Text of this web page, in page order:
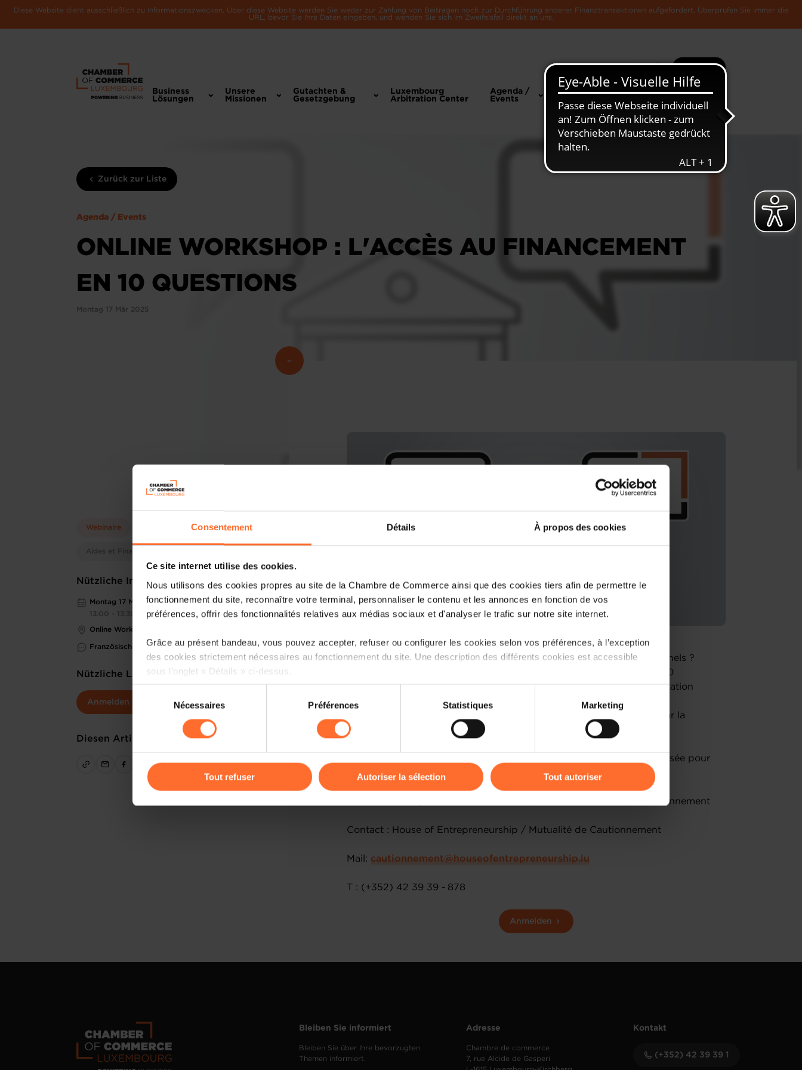
Consentement Détails À propos des cookies
Ce site internet utilise des cookies.
Nous utilisons des cookies propres au site de la Chambre de Commerce ainsi que des cookies tiers afin de permettre le
fonctionnement du site, reconnaître votre terminal, personnaliser le contenu et les annonces en fonction de vos
préférences, offrir des fonctionnalités relatives aux médias sociaux et d'analyser le trafic sur notre site internet.
Grâce au présent bandeau, vous pouvez accepter, refuser ou configurer les cookies selon vos préférences, à l’exception
des cookies strictement nécessaires au fonctionnement du site. Une description des différents cookies est accessible
sous l’onglet « Détails » ci-dessus.
Il est précisé que la navigation sur le site et certaines fonctionnalités (ex : lecture de vidéos, partage sur les réseaux
sociaux, sauvegarde des préférences de lecture vidéo, personnalisation de l’affichage du site) peuvent être affectées en
cas de refus de tous les cookies ou des cookies non nécessaires.
gauche de chaque page.
Sélection
consentement
Nécessaires Préférences Statistiques Marketing
Tout refuser Autoriser la sélection Tout autoriser
Diese Website dient ausschließlich zu Informationszwecken. Über diese Website werden Sie weder zur Zahlung von Beiträgen noch zur Durchführung anderer Finanztransaktionen aufgefordert. Überprüfen Sie immer die
URL, bevor Sie Ihre Daten eingeben, und wenden Sie sich im Zweifelsfall direkt an uns.
Suche Mehr
Business
Lösungen
Unsere
Missionen
Gutachten &
Gesetzgebung
Luxembourg
Arbitration Center
Agenda /
Events
News &
Die Luxemburger
Zurück zur Liste
Agenda / Events
ONLINE WORKSHOP : L'ACCÈS AU FINANCEMENT
EN 10 QUESTIONS
Montag 17 Mär 2025
Webinaire
Aides et Financements
Nützliche Informationen
Montag 17 Mär 2025
13:00 - 13:30
Online Workshop
Französisch
Nützliche Links
Anmelden
Diesen Artikel teilen
Vous êtes entrepreneur et cherchez à financer vos projets professionnels ?
Découvrez les informations-clé sur l’accès au financement à travers 10
questions-réponses essentielles. Ce workshop vous offre une présentation
sommaire et des astuces pratiques pour naviguer dans le monde du
financement, y compris les solutions de cautionnement proposées par la
Mutualité de Cautionnement.
À la fin du workshop, une session de questions-réponses sera organisée pour
répondre à vos questions spécifiques.
Animation : Virginia Da Silva et Christophe Stein, Mutualité de Cautionnement
Contact : House of Entrepreneurship / Mutualité de Cautionnement
Mail: cautionnement@houseofentrepreneurship.lu
T : (+352) 42 39 39 - 878
Anmelden
Bleiben Sie informiert
Bleiben Sie über Ihre bevorzugten
Themen informiert.
Adresse
Chambre de commerce
7, rue Alcide de Gasperi
Kontakt
(+352) 42 39 39 1